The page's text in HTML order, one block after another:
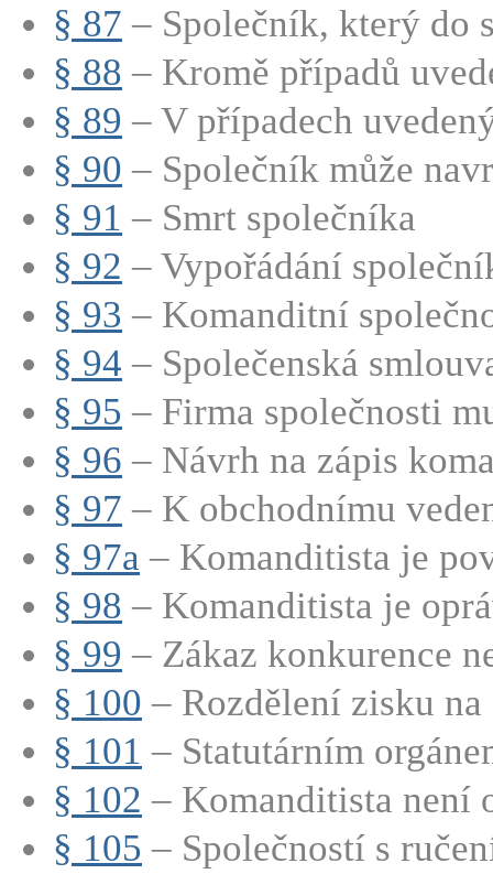
§ 87 – Společník, který do
§ 88 – Kromě případů
§ 89 – V případech
§ 90 – Společník může
§ 91 – Smrt společníka
§ 92 – Vypořádání
§ 93 – Komanditní
§ 94 – Společenská
§ 95 – Firma společnosti
§ 96 – Návrh na zápis
§ 97 – K obchodnímu
§ 97a – Komanditista je
§ 98 – Komanditista je
§ 99 – Zákaz konkurence
§ 100 – Rozdělení zisku
§ 101 – Statutárním
§ 102 – Komanditista není
§ 105 – Společností s